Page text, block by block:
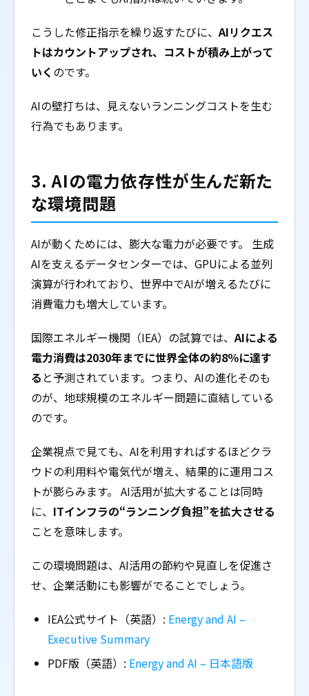
こうした修正指示を繰り返すたびに、AIリクエス
トはカウントアップされ、コストが積み上がって
いく のです。
AIの壁打ちは、見えないランニングコストを生む
行為でもあります。
3. AIの電力依存性が生んだ新た
な環境問題
AIが動くためには、膨大な電力が必要です。 生成
AIを支えるデータセンターでは、GPUによる並列
演算が行われており、世界中でAIが増えるたびに
消費電力も増大しています。
国際エネルギー機関（IEA）の試算では、AIによる
電力消費は2030年までに世界全体の約8％に達す
る と予測されています。つまり、AIの進化そのも
のが、地球規模のエネルギー問題に直結している
のです。
企業視点で見ても、AIを利用すればするほどクラ
ウドの利用料や電気代が増え、結果的に運用コス
トが膨らみます。 AI活用が拡大することは同時
に、 ITインフラの“ランニング負担”を拡大させる
ことを意味します。
この環境問題は、AI活用の節約や見直しを促進さ
せ、企業活動にも影響がでることでしょう。
IEA公式サイト（英語）: Energy and AI –
Executive Summary
PDF版（英語）: Energy and AI – 日本語版